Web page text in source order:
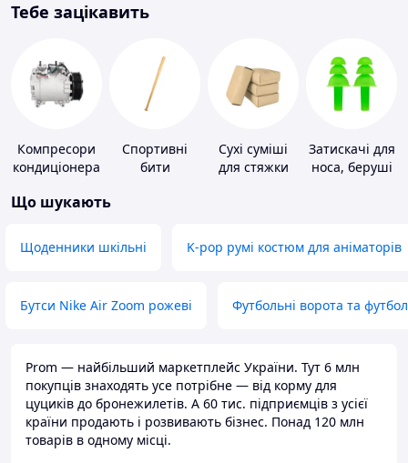
Тебе зацікавить
Компресори
кондиціонера
Спортивні
бити
Сухі суміші
для стяжки
Затискачі для
носа, беруші
Що шукають
Щоденники шкільні K-pop румі костюм для аніматорів
Бутси Nike Air Zoom рожеві Футбольні ворота та
Prom — найбільший маркетплейс України. Тут 6 млн
покупців знаходять усе потрібне — від корму для
цуциків до бронежилетів. А 60 тис. підприємців з усієї
країни продають і розвивають бізнес. Понад 120 млн
товарів в одному місці.